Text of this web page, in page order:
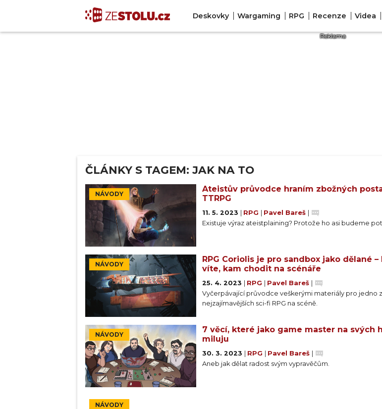
Deskovky Wargaming RPG Recenze Videa
ČLÁNKY S TAGEM: JAK NA TO
NÁVODY
Ateistův průvodce hraním zbožných
TTRPG
11. 5. 2023 RPG Pavel Bareš
Existuje výraz ateistplaining? Protože ho asi budeme
NÁVODY
RPG Coriolis je pro sandbox jako dělané –
víte, kam chodit na scénáře
25. 4. 2023 RPG Pavel Bareš
Vyčerpávající průvodce veškerými materiály pro jedno z
nejzajímavějších sci-fi RPG na scéně.
NÁVODY
7 věcí, které jako game master na svých
miluju
30. 3. 2023 RPG Pavel Bareš
Aneb jak dělat radost svým vypravěčům.
NÁVODY